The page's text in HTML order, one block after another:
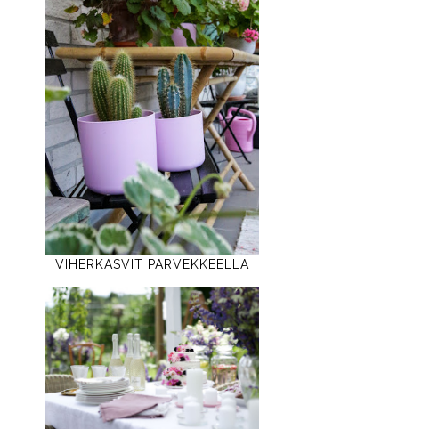
VIHERKASVIT PARVEKKEELLA